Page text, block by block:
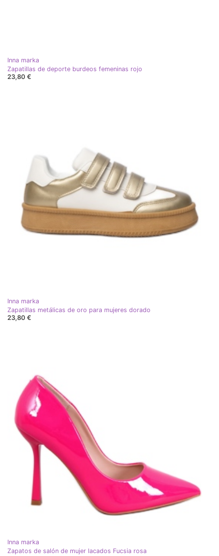
Inna marka
Zapatillas de deporte burdeos femeninas rojo
23,80 €
Inna marka
Zapatillas metálicas de oro para mujeres dorado
23,80 €
Inna marka
Zapatos de salón de mujer lacados Fucsia rosa